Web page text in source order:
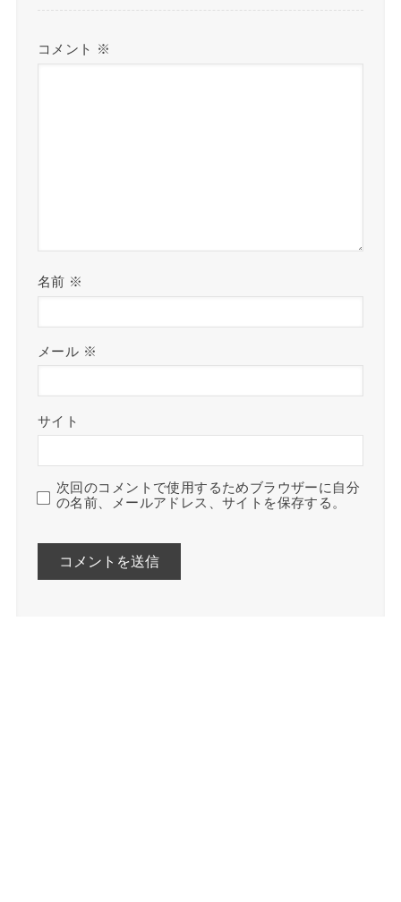
コメント ※
名前 ※
メール ※
サイト
次回のコメントで使用するためブラウザーに自分
の名前、メールアドレス、サイトを保存する。